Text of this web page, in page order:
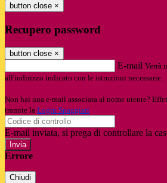
button close ×
Recupero password
button close ×
E-mail Verrà
all'indirizzo indicato con le istruzioni necessarie.
Non hai una e-mail associata al nome utente?
tramite la Login Spaggiari
E-mail inviata, si prega di controllare la
Errore
Chiudi